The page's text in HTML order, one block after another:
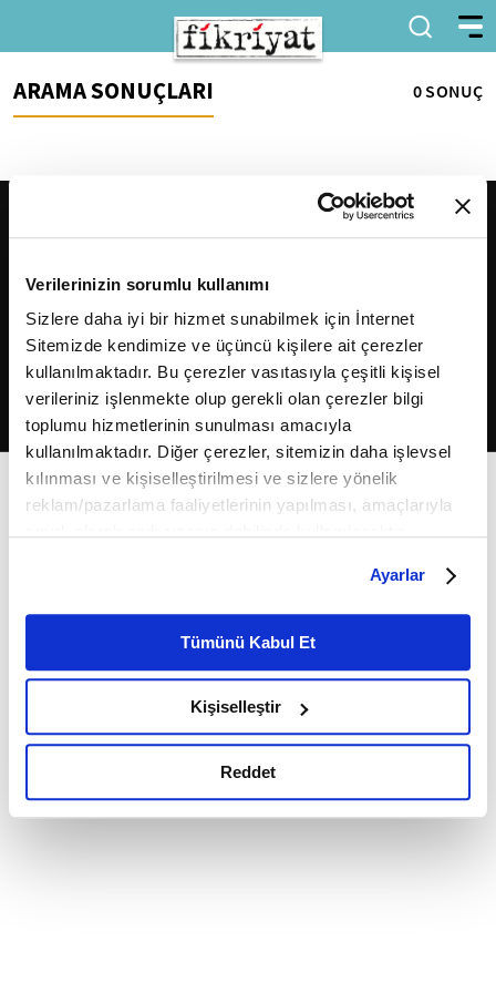
Verilerinizin sorumlu kullanımı
Sizlere daha iyi bir hizmet sunabilmek için İnternet
Sitemizde kendimize ve üçüncü kişilere ait çerezler
kullanılmaktadır. Bu çerezler vasıtasıyla çeşitli kişisel
verileriniz işlenmekte olup gerekli olan çerezler bilgi
toplumu hizmetlerinin sunulması amacıyla
kullanılmaktadır. Diğer çerezler, sitemizin daha işlevsel
kılınması ve kişiselleştirilmesi ve sizlere yönelik
reklam/pazarlama faaliyetlerinin yapılması, amaçlarıyla
belirleyebilirsiniz. Çerezlere ilişkin detaylı bilgi için
Ayarlar butonuna tıklayabilir,Çerez Bilgilendirme
Metnimizi ziyaret edebilirsiniz.
6698 sayılı Kişisel Verilerin Korunması Kanunu uyarınca
okumak ve sitemizi ziyaretiniz kapsamında
gerçekleştirilen veri işleme faaliyetleri ile ilgili daha
detaylı bilgi almak için lütfentıklayınız.
Ayarlar
Tümünü Kabul Et
Kişiselleştir
Reddet
ARAMA SONUÇLARI 0 SONUÇ
2026Fikriyat. Tüm hakları saklıdır.